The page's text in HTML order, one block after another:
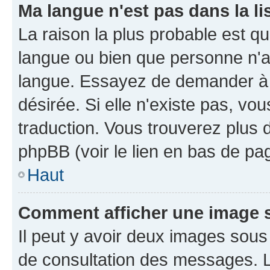
Ma langue n'est pas dans la
La raison la plus probable est
langue ou bien que personne
langue. Essayez de demander
désirée. Si elle n'existe pas,
traduction. Vous trouverez plus
phpBB (voir le lien en bas de
Haut
Comment afficher une image
Il peut y avoir deux images
de consultation des messages.